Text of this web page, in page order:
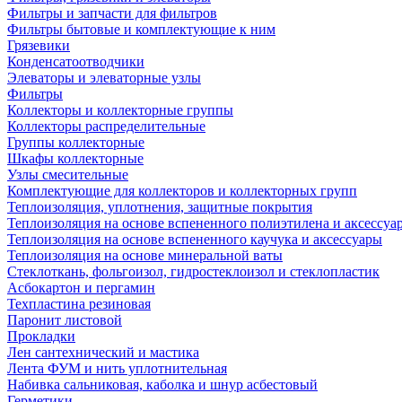
Фильтры и запчасти для фильтров
Фильтры бытовые и комплектующие к ним
Грязевики
Конденсатоотводчики
Элеваторы и элеваторные узлы
Фильтры
Коллекторы и коллекторные группы
Коллекторы распределительные
Группы коллекторные
Шкафы коллекторные
Узлы смесительные
Комплектующие для коллекторов и коллекторных групп
Теплоизоляция, уплотнения, защитные покрытия
Теплоизоляция на основе вспененного полиэтилена и
Теплоизоляция на основе вспененного каучука и аксессуары
Теплоизоляция на основе минеральной ваты
Стеклоткань, фольгоизол, гидростеклоизол и стеклопластик
Асбокартон и пергамин
Техпластина резиновая
Паронит листовой
Прокладки
Лен сантехнический и мастика
Лента ФУМ и нить уплотнительная
Набивка сальниковая, каболка и шнур асбестовый